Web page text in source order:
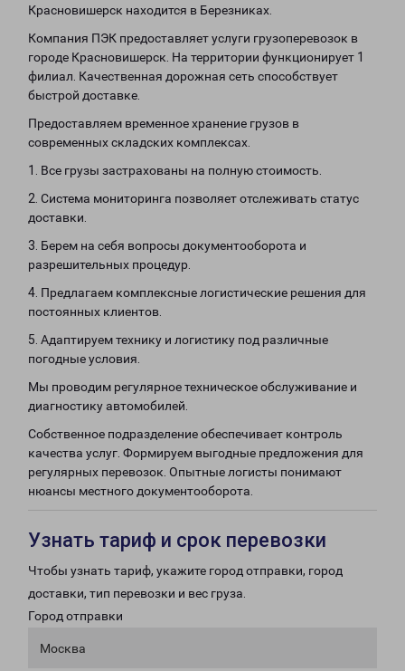
Красновишерск находится в Березниках.
Компания ПЭК предоставляет услуги грузоперевозок в
городе Красновишерск. На территории функционирует 1
филиал. Качественная дорожная сеть способствует
быстрой доставке.
Предоставляем временное хранение грузов в
современных складских комплексах.
1. Все грузы застрахованы на полную стоимость.
2. Система мониторинга позволяет отслеживать статус
доставки.
3. Берем на себя вопросы документооборота и
разрешительных процедур.
4. Предлагаем комплексные логистические решения для
постоянных клиентов.
5. Адаптируем технику и логистику под различные
погодные условия.
Мы проводим регулярное техническое обслуживание и
диагностику автомобилей.
Собственное подразделение обеспечивает контроль
качества услуг. Формируем выгодные предложения для
регулярных перевозок. Опытные логисты понимают
нюансы местного документооборота.
Узнать тариф и срок перевозки
Чтобы узнать тариф, укажите город отправки, город
доставки, тип перевозки и вес груза.
Город отправки
Москва